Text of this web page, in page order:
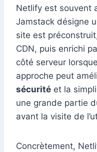
Netlify est souvent
Jamstack désigne
site est
CDN, puis enrichi
côté serveur
approche peut
sécurité et la
une grande partie
avant la visite de
Concrètement,